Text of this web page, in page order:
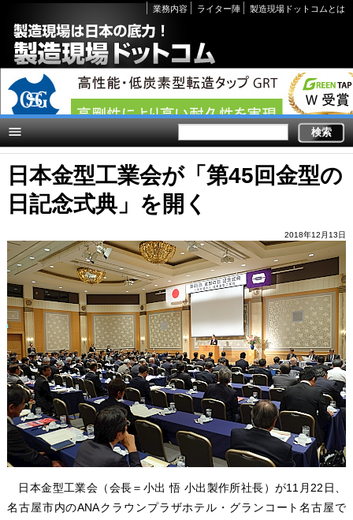
Secondary
links
業務内容 ライター陣 製造現場ドットコムとは
日本金型工業会が「第45回金型の
日記念式典」を開く
2018年12月13日
日本金型工業会（会長＝小出 悟 小出製作所社長）が11月22日、
名古屋市内のANAクラウンプラザホテル・グランコート名古屋で